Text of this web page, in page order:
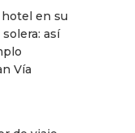
en su
así
Vía